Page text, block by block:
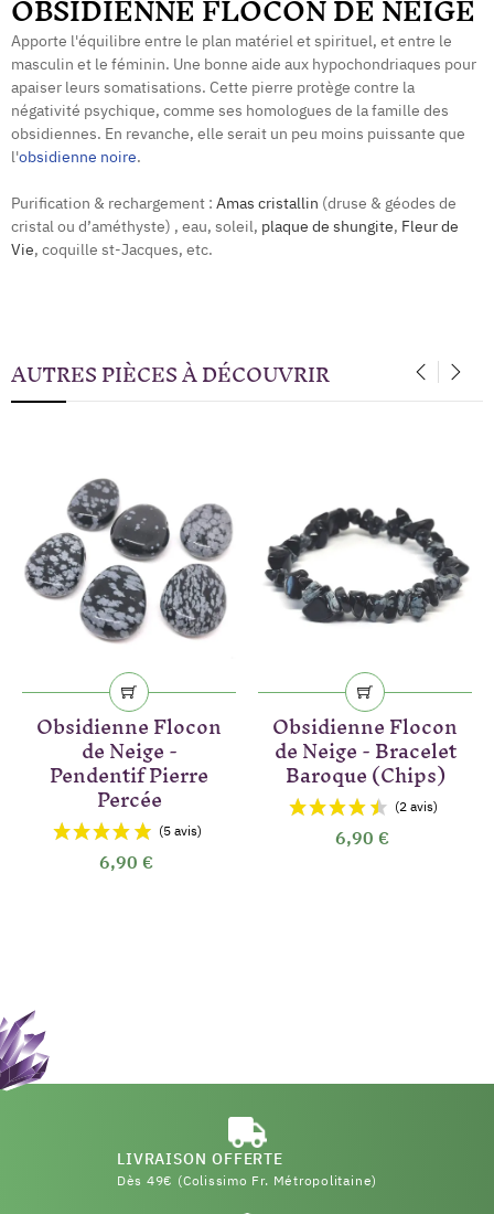
Apporte l'équilibre entre le plan matériel et spirituel, et entre le
masculin et le féminin. Une bonne aide aux hypochondriaques pour
apaiser leurs somatisations. Cette pierre protège contre la
négativité psychique, comme ses homologues de la famille des
obsidiennes. En revanche, elle serait un peu moins puissante que
l'obsidienne noire.
Purification & rechargement : Amas cristallin (druse & géodes de
cristal ou d’améthyste) , eau, soleil, plaque de shungite, Fleur de
Vie, coquille st-Jacques, etc.
AUTRES PIÈCES À DÉCOUVRIR
Obsidienne Flocon
de Neige -
Pendentif Pierre
Percée
6,90 €
Obsidienne Flocon
de Neige - Bracelet
Baroque (Chips)
6,90 €
LIVRAISON OFFERTE
Dès 49€ (Colissimo Fr. Métropolitaine)